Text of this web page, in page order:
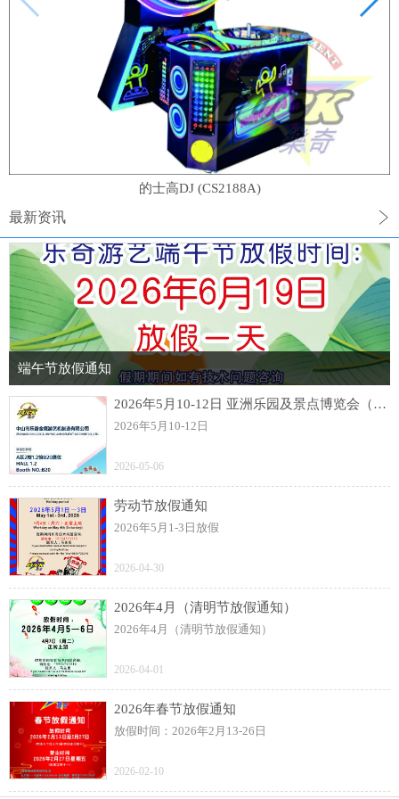
的士高DJ (CS2188A)
最新资讯
端午节放假通知
2026年5月10-12日 亚洲乐园及景点博览会（AAA）展
2026年5月10-12日
2026-05-06
劳动节放假通知
2026年5月1-3日放假
2026-04-30
2026年4月（清明节放假通知）
2026年4月（清明节放假通知）
2026-04-01
2026年春节放假通知
放假时间：2026年2月13-26日
2026-02-10